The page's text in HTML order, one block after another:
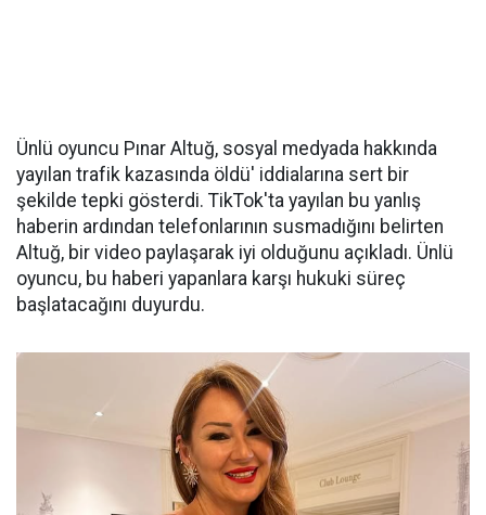
Ünlü oyuncu Pınar Altuğ, sosyal medyada hakkında
yayılan trafik kazasında öldü' iddialarına sert bir
şekilde tepki gösterdi. TikTok'ta yayılan bu yanlış
haberin ardından telefonlarının susmadığını belirten
Altuğ, bir video paylaşarak iyi olduğunu açıkladı. Ünlü
oyuncu, bu haberi yapanlara karşı hukuki süreç
başlatacağını duyurdu.